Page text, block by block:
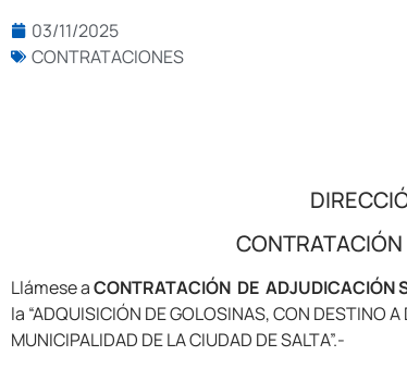
03/11/2025
CONTRATACIONES
Llámese aCONTRATACIÓN DE ADJUDICACIÓN
la “ADQUISICIÓN DE GOLOSINAS, CON DESTINO
MUNICIPALIDAD DE LA CIUDAD DE SALTA”.-